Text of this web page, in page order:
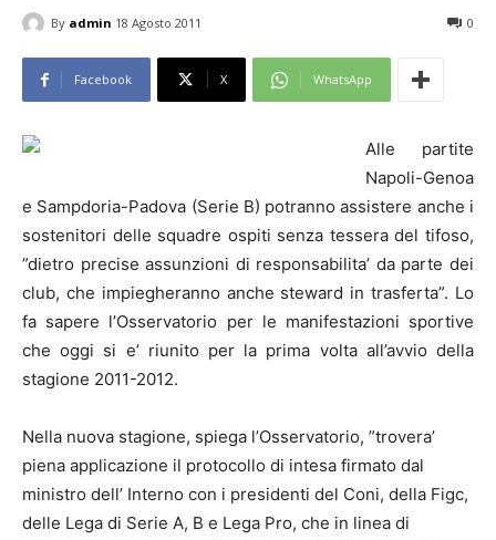
By admin 18 Agosto 2011 0
Facebook X WhatsApp
Alle partite
Napoli-Genoa
e Sampdoria-Padova (Serie B) potranno assistere anche i
sostenitori delle squadre ospiti senza tessera del tifoso,
”dietro precise assunzioni di responsabilita’ da parte dei
club, che impiegheranno anche steward in trasferta”. Lo
fa sapere l’Osservatorio per le manifestazioni sportive
che oggi si e’ riunito per la prima volta all’avvio della
stagione 2011-2012.
Nella nuova stagione, spiega l’Osservatorio, ”trovera’
piena applicazione il protocollo di intesa firmato dal
ministro dell’ Interno con i presidenti del Coni, della Figc,
delle Lega di Serie A, B e Lega Pro, che in linea di